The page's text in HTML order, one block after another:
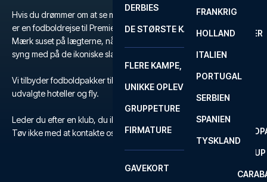
FA CUP
MADRID
MANCHESTER
MILANO
ROM
SEVILLA
FRANKRIG
HOLLAND
ITALIEN
PORTUGAL
SERBIEN
SPANIEN
TYSKLAND
DERBIES
DE STØRSTE KAMPE
FLERE KAMPE, ÉN TUR
UNIKKE OPLEVELSER
GRUPPETURE
FIRMATURE
GAVEKORT
Hvis du drømmer om at se magien udfolde sig på grønsværen, så
er en fodboldrejse til Premier League den ultimative oplevelse.
Mærk suset på lægterne, når dit favorithold kæmper for sejren, og
syng med på de ikoniske slagsange, der runger gennem stadion.
Vi tilbyder fodboldpakker til Premier League med billetter,
udvalgte hoteller og fly.
Leder du efter en klub, du ikke kan finde?
Tøv ikke med at kontakte os
hereller på+45 72 10 83 03